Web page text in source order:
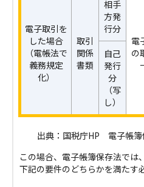
電子取引を
した場合
（電帳法で
義務規定
化）
取引
関係
書類
相手
方発
行分
電
の
自己
発行
分
（写
し）
出典：国税庁HP 電子帳簿
この場合、電子帳簿保存法では
下記の要件のどちらかを満たす